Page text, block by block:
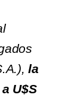
la
U$S